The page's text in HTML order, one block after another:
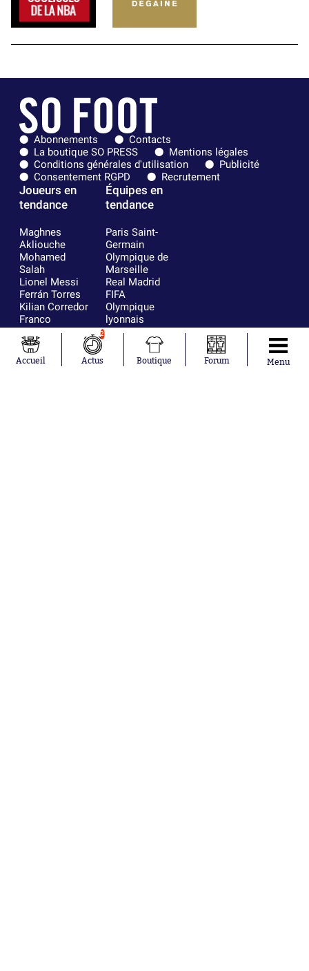
Abonnements
Contacts
La boutique SO PRESS
Mentions légales
Conditions générales d'utilisation
Publicité
Consentement RGPD
Recrutement
Joueurs en
tendance
Maghnes
Akliouche
Mohamed
Salah
Lionel Messi
Ferrán Torres
Kilian Corredor
Franco
Mastantuono
Orel Mangala
Rio Mavuba
Équipes en
tendance
Paris Saint-
Germain
Olympique de
Marseille
Real Madrid
FIFA
Olympique
lyonnais
AS Monaco
FC Barcelone
Argentine
RC Strasbourg
Accueil
2
Actus Boutique Forum Menu